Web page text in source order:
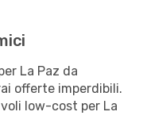
La Paz da
offerte imperdibili.
low-cost per La